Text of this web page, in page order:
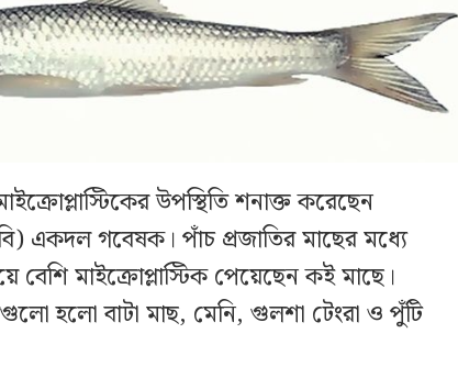
উপস্থিতি শনাক্ত করেছেন
একদল গবেষক। পাঁচ প্রজাতির মাছের মধ্যে
বেশি মাইক্রোপ্লাস্টিক পেয়েছেন কই মাছে।
হলো বাটা মাছ, মেনি, গুলশা টেংরা ও পুঁটি